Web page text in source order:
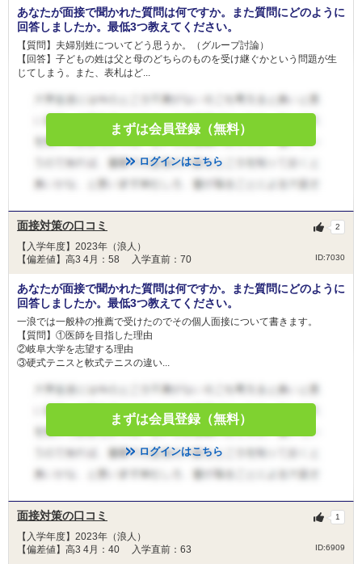
あなたが面接で聞かれた質問は何ですか。また質問にどのように
回答しましたか。最低3つ教えてください。
【質問】夫婦別姓についてどう思うか。（グループ討論）
【回答】子どもの姓は父と母のどちらのものを受け継ぐかという問題が生
じてしまう。また、表札はど...
まずは会員登録（無料）
ログインはこちら
面接対策の口コミ
【入学年度】2023年（浪人）
【偏差値】高3 4月：58 入学直前：70
ID:7030
2
あなたが面接で聞かれた質問は何ですか。また質問にどのように
回答しましたか。最低3つ教えてください。
一浪では一般枠の推薦で受けたのでその個人面接について書きます。
【質問】①医師を目指した理由
②岐阜大学を志望する理由
③硬式テニスと軟式テニスの違い...
まずは会員登録（無料）
ログインはこちら
面接対策の口コミ
【入学年度】2023年（浪人）
【偏差値】高3 4月：40 入学直前：63
ID:6909
1